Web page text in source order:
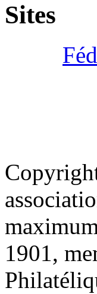
Sites
1901,